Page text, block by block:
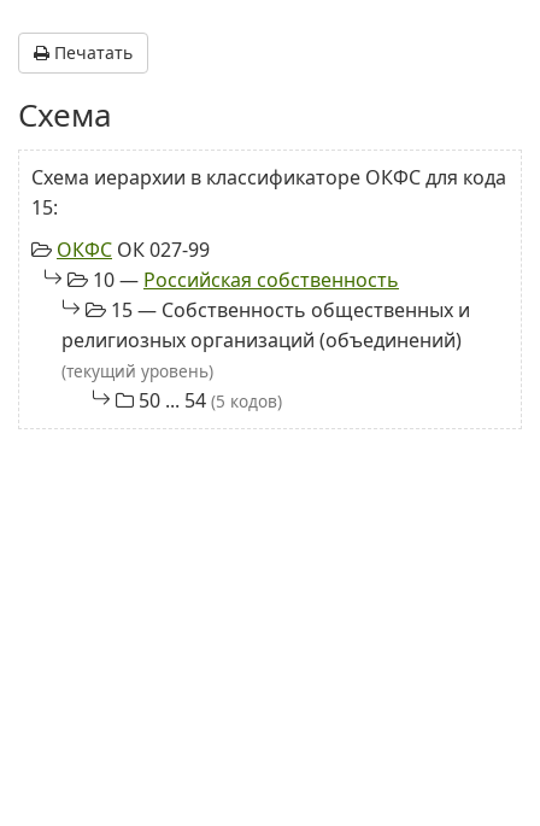
Печатать
Схема
Схема иерархии в классификаторе ОКФС для кода
15:
ОКФС ОК 027-99
10 — Российская собственность
15 — Собственность общественных и
религиозных организаций (объединений)
(текущий уровень)
50 ... 54 (5 кодов)